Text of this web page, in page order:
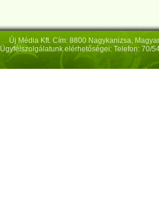
Új Média Kft. Cím: 8800 Nagykanizsa,
Ügyfélszolgálatunk elérhetőségei: Telefon: 70/